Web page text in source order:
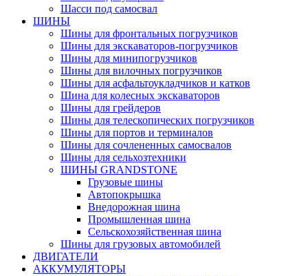
Шасси под самосвал
ШИНЫ
Шины для фронтальных погрузчиков
Шины для экскаваторов-погрузчиков
Шины для минипогрузчиков
Шины для вилочных погрузчиков
Шины для асфальтоукладчиков и катков
Шина для колесных экскаваторов
Шины для грейдеров
Шины для телескопических погрузчиков
Шины для портов и терминалов
Шины для сочлененных самосвалов
Шины для сельхозтехники
ШИНЫ GRANDSTONE
Грузовые шины
Автопокрышка
Внедорожная шина
Промышленная шина
Сельскохозяйственная шина
Шины для грузовых автомобилей
ДВИГАТЕЛИ
АККУМУЛЯТОРЫ